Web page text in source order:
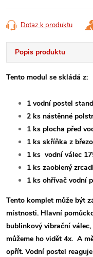
Dotaz k produktu
Popis produktu
Tento modul se skládá z:
1 vodní postel
2 ks nástěnné
1 ks plocha před
1 ks skříňka z
1 ks vodní válec
1 ks zaoblený
1 ks ohřívač vodní
Tento komplet může být
místnosti. Hlavní
bublinkový vibrační
můžeme ho vidět 4x. A
opřít. Vodní postel